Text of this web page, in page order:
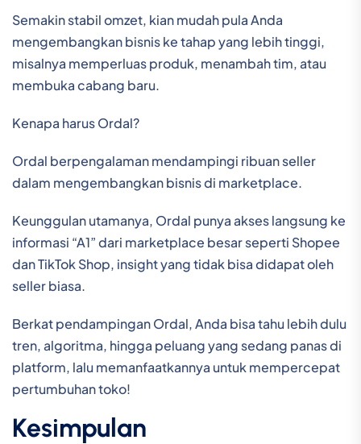
Semakin stabil omzet, kian mudah pula Anda
mengembangkan bisnis ke tahap yang lebih tinggi,
misalnya memperluas produk, menambah tim, atau
membuka cabang baru.
Kenapa harus Ordal?
Ordal berpengalaman mendampingi ribuan seller
dalam mengembangkan bisnis di marketplace.
Keunggulan utamanya, Ordal punya akses langsung ke
informasi “A1” dari marketplace besar seperti Shopee
dan TikTok Shop, insight yang tidak bisa didapat oleh
seller biasa.
Berkat pendampingan Ordal, Anda bisa tahu lebih dulu
tren, algoritma, hingga peluang yang sedang panas di
platform, lalu memanfaatkannya untuk mempercepat
pertumbuhan toko!
Kesimpulan